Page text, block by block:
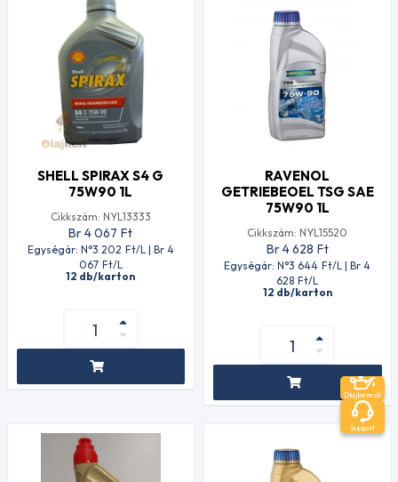
SHELL SPIRAX S4 G
75W90 1L
Cikkszám: NYL13333
Br 4 067 Ft
Egységár: N°3 202 Ft/L | Br 4
067 Ft/L
12 db/karton
RAVENOL
GETRIEBEOEL TSG SAE
75W90 1L
Cikkszám: NYL15520
Br 4 628 Ft
Egységár: N°3 644 Ft/L | Br 4
628 Ft/L
12 db/karton
Olajkereső
Support